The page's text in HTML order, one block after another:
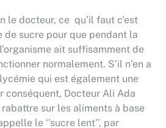
le docteur, ce qu’il faut c’est
de sucre pour que pendant la
ait suffisamment de
normalement. S’il n’en a
qui est également une
conséquent, Docteur Ali Ada
sur les aliments à base
le ‘’sucre lent’’, par